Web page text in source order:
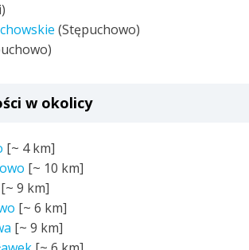
(Stępuchowo)
w okolicy
[~ 4 km]
[~ 10 km]
[~ 9 km]
[~ 6 km]
[~ 9 km]